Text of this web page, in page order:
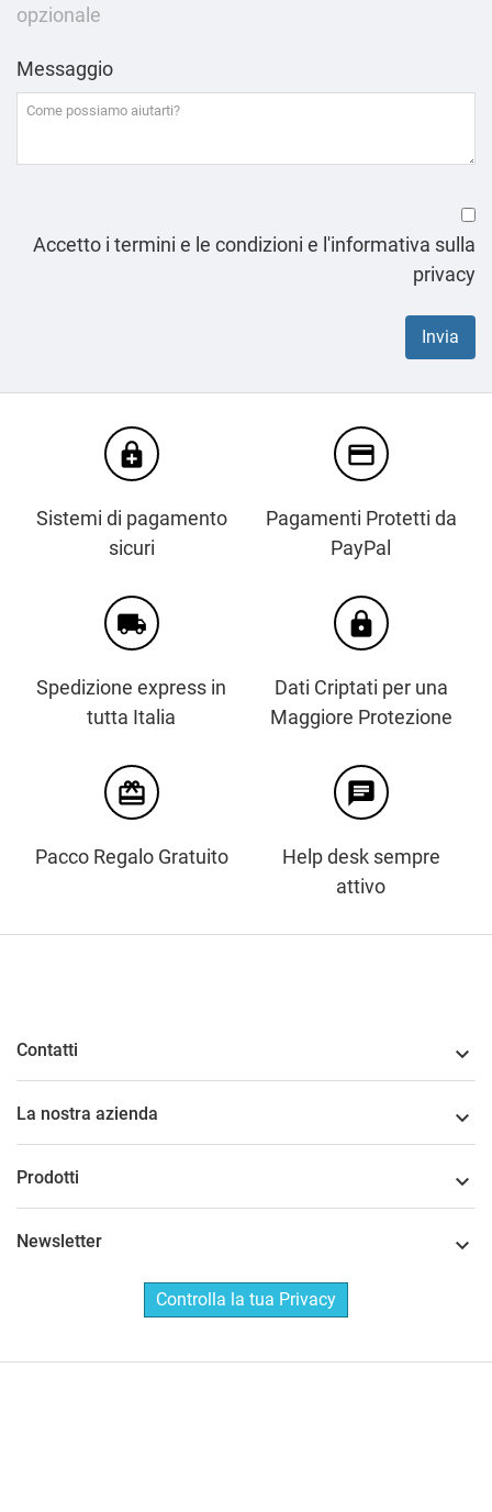
opzionale
Messaggio
Accetto i termini e le condizioni e l'informativa sulla
privacy
enhanced_encryption
Sistemi di pagamento
sicuri
credit_card
Pagamenti Protetti da
PayPal
local_shipping
Spedizione express in
tutta Italia
https
Dati Criptati per una
Maggiore Protezione
card_giftcard
Pacco Regalo Gratuito
chat
Help desk sempre
attivo
Contatti 
La nostra azienda 
Prodotti 
Newsletter 
Controlla la tua Privacy